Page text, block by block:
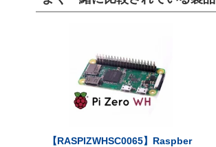
【RASPIZWHSC0065】Raspber